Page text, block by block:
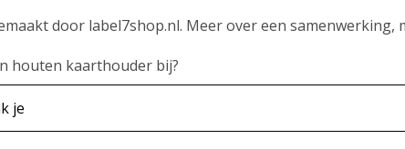
door label7shop.nl. Meer over een samenwerking,
houten kaarthouder bij?